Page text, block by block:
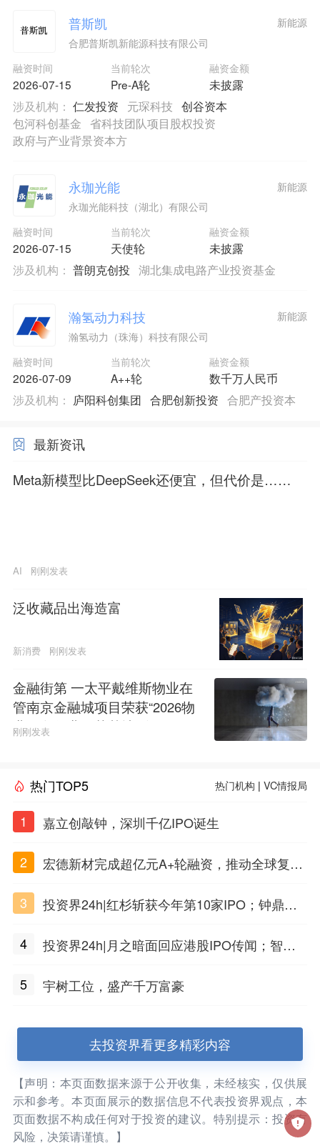
普斯凯
合肥普斯凯新能源科技有限公司
融资时间
2026-07-15
当前轮次
Pre-A轮
融资金额
未披露
新能源
涉及机构： 仁发投资 元琛科技 创谷资本
包河科创基金
省科技团队项目股权投资
政府与产业背景资本方
永珈光能
永珈光能科技（湖北）有限公司
融资时间
2026-07-15
当前轮次
天使轮
融资金额
未披露
新能源
涉及机构： 普朗克创投 湖北集成电路产业投资基金
瀚氢动力科技
瀚氢动力（珠海）科技有限公司
融资时间
2026-07-09
当前轮次
A++轮
融资金额
数千万人民币
新能源
涉及机构： 庐阳科创集团 合肥创新投资 合肥产投资本
最新资讯
Meta新模型比DeepSeek还便宜，但代价是……
AI 刚刚发表
泛收藏品出海造富
新消费 刚刚发表
金融街第 一太平戴维斯物业在
管南京金融城项目荣获“2026物
业服务行业示范基地”称号
刚刚发表
热门TOP5 热门机构 |VC情报局
1 嘉立创敲钟，深圳千亿IPO诞生
2
宏德新材完成超亿元A+轮融资，推动全球复合
3
投资界24h|红杉斩获今年第10家IPO；钟鼎投
水
4
投资界24h|月之暗面回应港股IPO传闻；智元
5
宇树工位，盛产千万富豪
去投资界看更多精彩内容
【声明：本页面数据来源于公开收集，未经核实，仅供展
示和参考。本页面展示的数据信息不代表投资界观点，本
页面数据不构成任何对于投资的建议。特别提示：投资有
风险，决策请谨慎。】